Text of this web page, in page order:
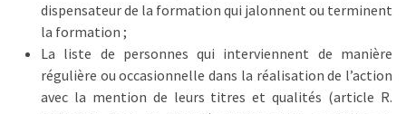
dispensateur de la formation qui jalonnent ou terminent
la formation ;
La liste de personnes qui interviennent de manière
régulière ou occasionnelle dans la réalisation de l’action
avec la mention de leurs titres et qualités (article R.